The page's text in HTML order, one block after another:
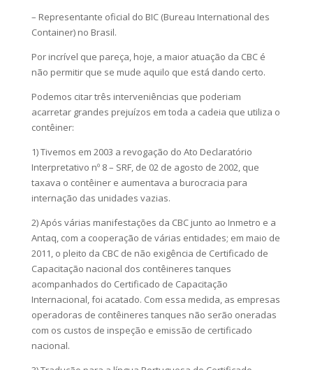
– Representante oficial do BIC (Bureau International des
Container) no Brasil.
Por incrível que pareça, hoje, a maior atuação da CBC é
não permitir que se mude aquilo que está dando certo.
Podemos citar três interveniências que poderiam
acarretar grandes prejuízos em toda a cadeia que utiliza o
contêiner:
1) Tivemos em 2003 a revogação do Ato Declaratório
Interpretativo nº 8 – SRF, de 02 de agosto de 2002, que
taxava o contêiner e aumentava a burocracia para
internação das unidades vazias.
2) Após várias manifestações da CBC junto ao Inmetro e a
Antaq, com a cooperação de várias entidades; em maio de
2011, o pleito da CBC de não exigência de Certificado de
Capacitação nacional dos contêineres tanques
acompanhados do Certificado de Capacitação
Internacional, foi acatado. Com essa medida, as empresas
operadoras de contêineres tanques não serão oneradas
com os custos de inspeção e emissão de certificado
nacional.